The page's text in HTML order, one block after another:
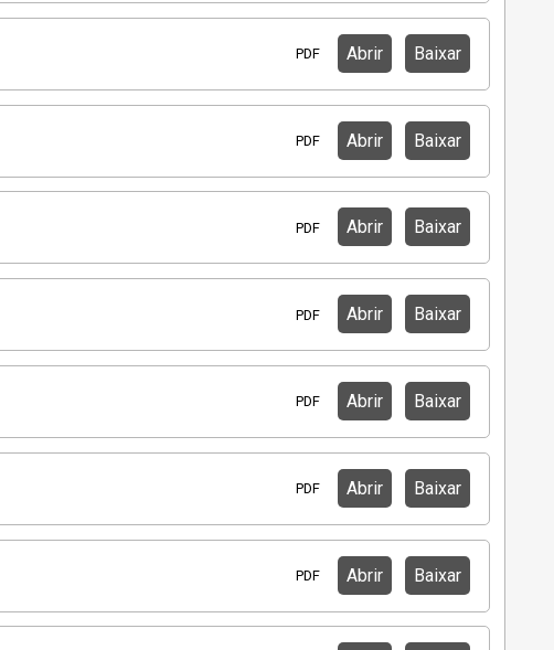
PDF Abrir Baixar
PDF Abrir Baixar
PDF Abrir Baixar
PDF Abrir Baixar
PDF Abrir Baixar
PDF Abrir Baixar
PDF Abrir Baixar